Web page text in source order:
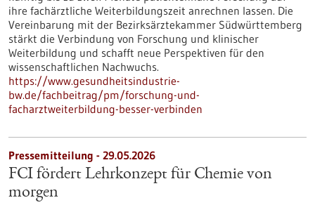
ihre fachärztliche Weiterbildungszeit anrechnen lassen. Die
Vereinbarung mit der Bezirksärztekammer Südwürttemberg
stärkt die Verbindung von Forschung und klinischer
Weiterbildung und schafft neue Perspektiven für den
wissenschaftlichen Nachwuchs.
https://www.gesundheitsindustrie-
bw.de/fachbeitrag/pm/forschung-und-
facharztweiterbildung-besser-verbinden
Pressemitteilung - 29.05.2026
FCI fördert Lehrkonzept für Chemie von
morgen